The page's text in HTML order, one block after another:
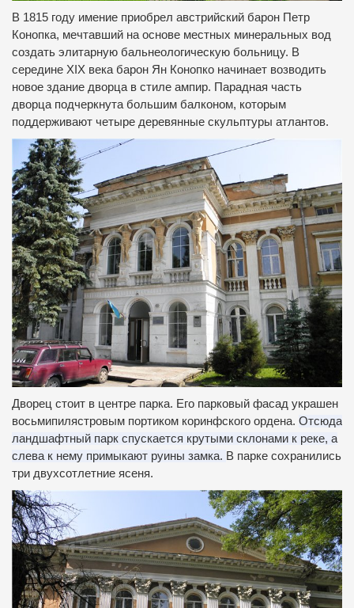
В 1815 году имение приобрел австрийский барон Петр
Конопка, мечтавший на основе местных минеральных вод
создать элитарную бальнеологическую больницу. В
середине XIX века барон Ян Конопко начинает возводить
новое здание дворца в стиле ампир. Парадная часть
дворца подчеркнута большим балконом, которым
поддерживают четыре деревянные скульптуры атлантов.
Дворец стоит в центре парка. Его парковый фасад украшен
восьмипилястровым портиком коринфского ордена. Отсюда
ландшафтный парк спускается крутыми склонами к реке, а
слева к нему примыкают руины замка. В парке сохранились
три двухсотлетние ясеня.